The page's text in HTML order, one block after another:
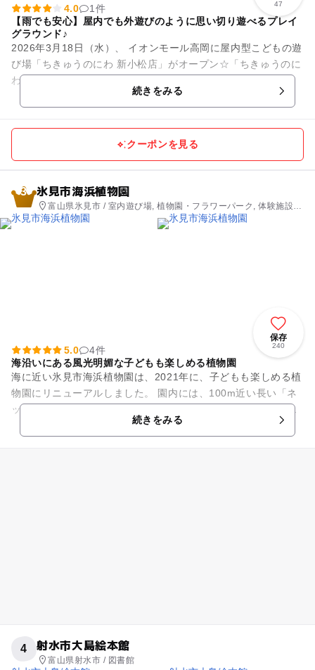
47
4.0
1件
【雨でも安心】屋内でも外遊びのように思い切り遊べるプレイ
グラウンド♪
2026年3月18日（水）、 イオンモール高岡に屋内型こどもの遊
び場「ちきゅうのにわ 新小松店」がオープン☆「ちきゅうのに
わ」は0歳から12歳までの子どもとそのファミリーを対象に、
続きをみる
クーポンを見る
3 氷見市海浜植物園
富山県氷見市 / 室内遊び場, 植物園・フラワーパーク, 体験施設,
公園・総合公園, 自然体験・アクティビティ
保存
240
5.0
4件
海沿いにある風光明媚な子どもも楽しめる植物園
海に近い氷見市海浜植物園は、2021年に、子どもも楽しめる植
物園にリニューアルしました。 園内には、100m近い長い「ネ
ット遊具」や大きな「ふわふわドーム」、木に触れながら遊ん
続きをみる
4 射水市大島絵本館
富山県射水市 / 図書館